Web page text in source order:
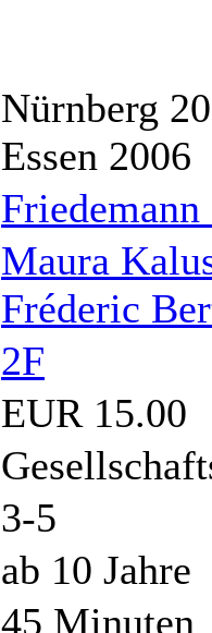
Nürnberg
Essen 2006
Friedemann
Maura
Fréderic
2F
EUR 15.00
3-5
ab 10 Jahre
45 Minuten